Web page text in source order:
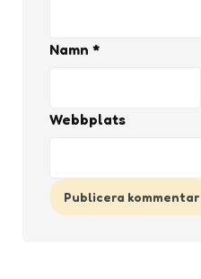
Namn *
Webbplats